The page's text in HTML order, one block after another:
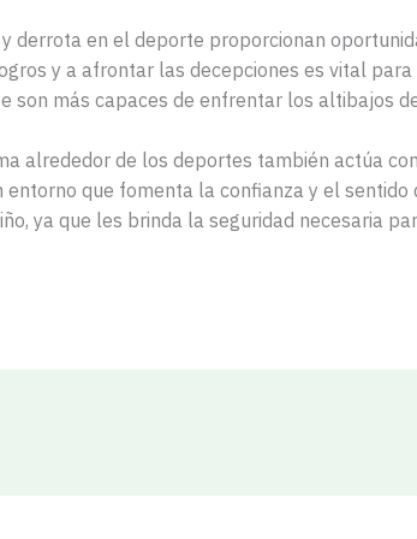
derrota en el deporte proporcionan
y a afrontar las decepciones es vital
son más capaces de enfrentar los altibajos
alrededor de los deportes también actúa
que fomenta la confianza y el
ya que les brinda la seguridad necesaria